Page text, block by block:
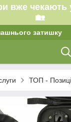
вже
🏡
затишку
ТОП -